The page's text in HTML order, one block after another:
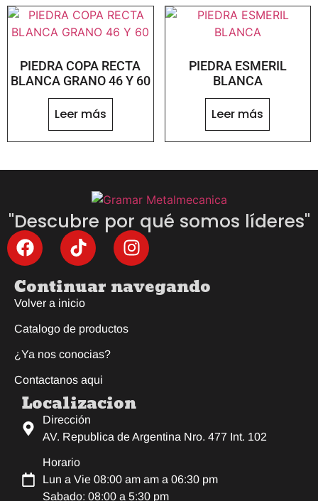
PIEDRA COPA RECTA
BLANCA GRANO 46 Y 60
Leer más
PIEDRA ESMERIL
BLANCA
Leer más
"Descubre por qué somos líderes"
Continuar navegando
Volver a inicio
Catalogo de productos
¿Ya nos conocias?
Contactanos aqui
Localizacion
Dirección
AV. Republica de Argentina Nro. 477 Int. 102
Horario
Lun a Vie 08:00 am am a 06:30 pm
Sabado: 08:00 a 5:30 pm